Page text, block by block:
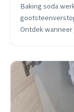
Baking soda
Ontdek